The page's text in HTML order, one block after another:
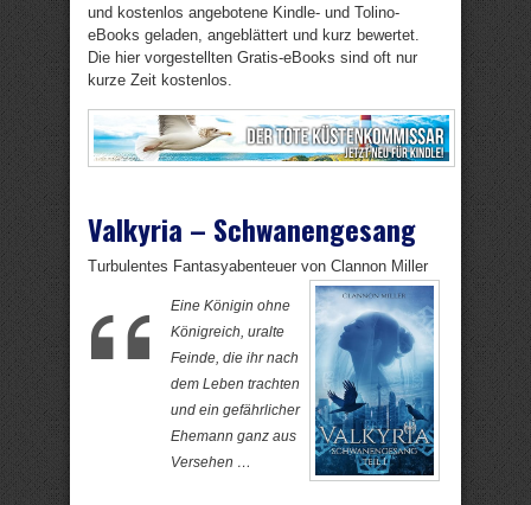
und kostenlos angebotene Kindle- und Tolino-
eBooks geladen, angeblättert und kurz bewertet.
Die hier vorgestellten Gratis-eBooks sind oft nur
kurze Zeit kostenlos.
Valkyria – Schwanengesang
Turbulentes Fantasyabenteuer von Clannon Miller
Eine Königin ohne
Königreich, uralte
Feinde, die ihr nach
dem Leben trachten
und ein gefährlicher
Ehemann ganz aus
Versehen …